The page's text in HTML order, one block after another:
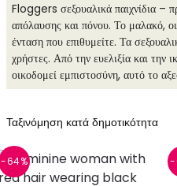
Floggers σεξουαλικά παιχνίδια –
απόλαυσης και πόνου. Το μαλακό, οι
ένταση που επιθυμείτε. Τα
χρήστες. Από την ευελιξία και την
οικοδομεί εμπιστοσύνη, αυτό το
-64% -